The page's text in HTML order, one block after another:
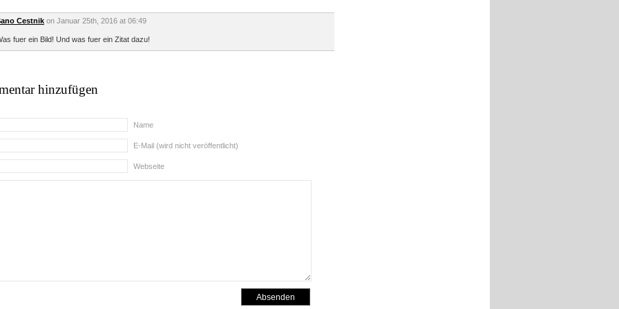
Cestnik on Januar 25th, 2016 at 06:49
fuer ein Bild! Und was fuer ein Zitat dazu!
hinzufügen
Name
E-Mail (wird nicht veröffentlicht)
Webseite